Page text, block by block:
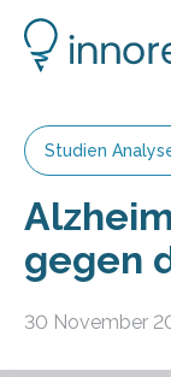
Studien
gegen
30 November